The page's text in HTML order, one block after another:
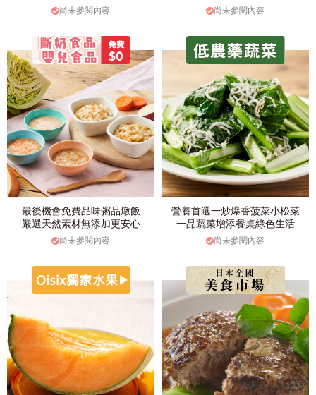
尚未參閱內容 尚未參閱內容
最後機會免費品味粥品燉飯
嚴選天然素材無添加更安心
尚未參閱內容
營養首選一炒爆香菠菜小松菜
一品蔬菜增添餐桌綠色生活
尚未參閱內容